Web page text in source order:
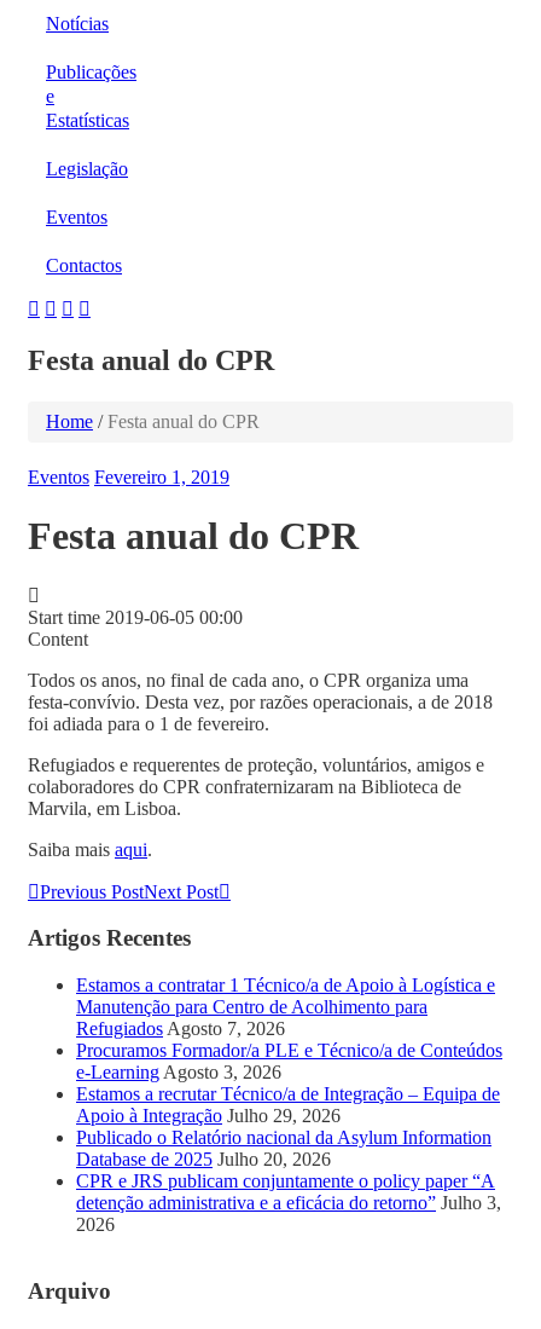
Notícias
Publicações
e
Estatísticas
Legislação
Eventos
Contactos
Festa anual do CPR
Home / Festa anual do CPR
Eventos Fevereiro 1, 2019
Festa anual do CPR
Start time 2019-06-05 00:00
Content
Todos os anos, no final de cada ano, o CPR organiza uma
festa-convívio. Desta vez, por razões operacionais, a de 2018
foi adiada para o 1 de fevereiro.
Refugiados e requerentes de proteção, voluntários, amigos e
colaboradores do CPR confraternizaram na Biblioteca de
Marvila, em Lisboa.
Saiba mais aqui.
Previous PostNext Post
Artigos Recentes
Estamos a contratar 1 Técnico/a de Apoio à Logística e
Manutenção para Centro de Acolhimento para
Refugiados Agosto 7, 2026
Procuramos Formador/a PLE e Técnico/a de Conteúdos
e-Learning Agosto 3, 2026
Estamos a recrutar Técnico/a de Integração – Equipa de
Apoio à Integração Julho 29, 2026
Publicado o Relatório nacional da Asylum Information
Database de 2025 Julho 20, 2026
CPR e JRS publicam conjuntamente o policy paper “A
detenção administrativa e a eficácia do retorno” Julho 3,
2026
Arquivo